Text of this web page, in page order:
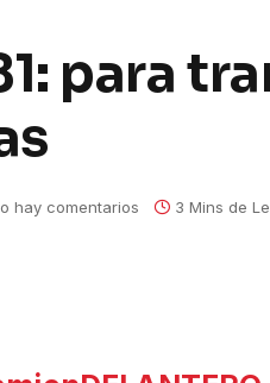
para
hay comentarios 3 Mins de